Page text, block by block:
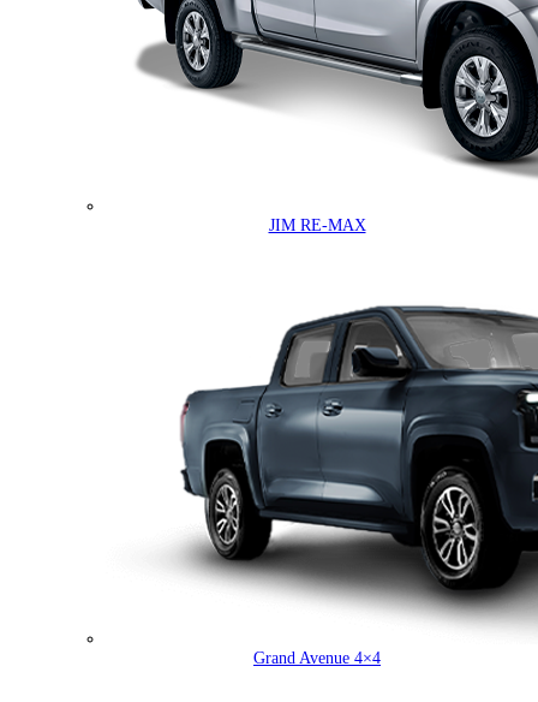
JIM RE-MAX
Grand Avenue 4×4